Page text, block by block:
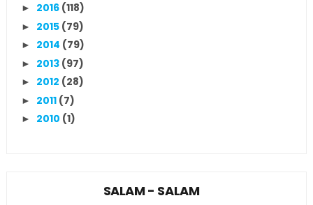
► 2016 (118)
► 2015 (79)
► 2014 (79)
► 2013 (97)
► 2012 (28)
► 2011 (7)
► 2010 (1)
SALAM - SALAM